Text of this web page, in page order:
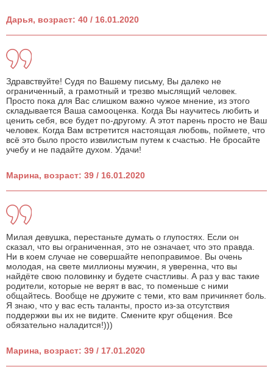
Дарья, возраст: 40 / 16.01.2020
Здравствуйте! Судя по Вашему письму, Вы далеко не
ограниченный, а грамотный и трезво мыслящий человек.
Просто пока для Вас слишком важно чужое мнение, из этого
складывается Ваша самооценка. Когда Вы научитесь любить и
ценить себя, все будет по-другому. А этот парень просто не Ваш
человек. Когда Вам встретится настоящая любовь, поймете, что
всё это было просто извилистым путем к счастью. Не бросайте
учебу и не падайте духом. Удачи!
Марина, возраст: 39 / 16.01.2020
Милая девушка, перестаньте думать о глупостях. Если он
сказал, что вы ограниченная, это не означает, что это правда.
Ни в коем случае не совершайте непоправимое. Вы очень
молодая, на свете миллионы мужчин, я уверенна, что вы
найдёте свою половинку и будете счастливы. А раз у вас такие
родители, которые не верят в вас, то поменьше с ними
общайтесь. Вообще не дружите с теми, кто вам причиняет боль.
Я знаю, что у вас есть таланты, просто из-за отсутствия
поддержки вы их не видите. Смените круг общения. Все
обязательно наладится!)))
Марина, возраст: 39 / 17.01.2020